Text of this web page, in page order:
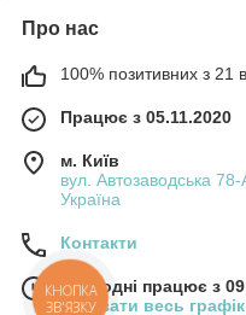
Про нас
100% позитивних з 21
Працює з 05.11.2020
м. Київ
вул. Автозаводська
Україна
Контакти
Сьогодні працює з
Показати весь
КНОПКА
ЗВ'ЯЗКУ